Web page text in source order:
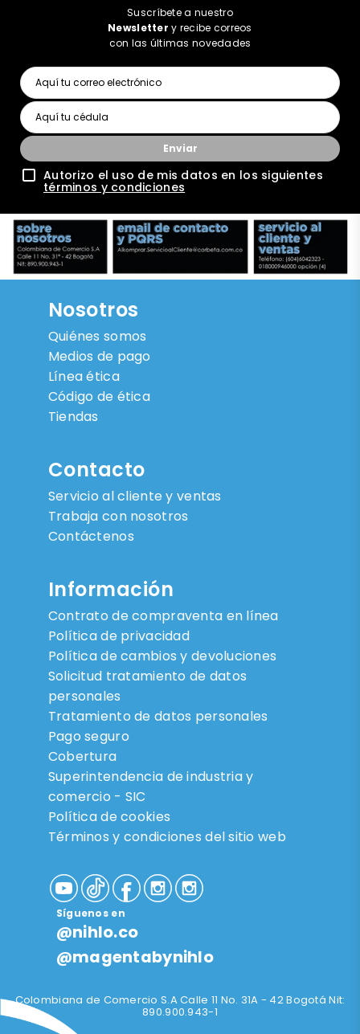
Suscríbete a nuestro
Newsletter y recibe correos
con las últimas novedades
Enviar
Autorizo el uso de mis datos en los siguientes
términos y condiciones
Nosotros
Quiénes somos
Medios de pago
Línea ética
Código de ética
Tiendas
Contacto
Servicio al cliente y ventas
Trabaja con nosotros
Contáctenos
Información
Contrato de compraventa en línea
Política de privacidad
Política de cambios y devoluciones
Solicitud tratamiento de datos
personales
Tratamiento de datos personales
Pago seguro
Cobertura
Superintendencia de industria y
comercio - SIC
Política de cookies
Términos y condiciones del sitio web
Síguenos en
@nihlo.co
@magentabynihlo
Colombiana de Comercio S.A Calle 11 No. 31A - 42 Bogotá Nit:
890.900.943-1